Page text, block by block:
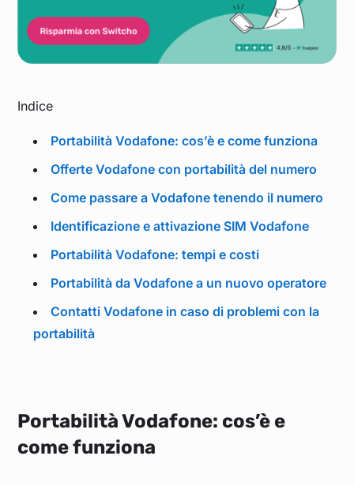
Indice
Portabilità Vodafone: cos’è e come funziona
Offerte Vodafone con portabilità del numero
Come passare a Vodafone tenendo il numero
Identificazione e attivazione SIM Vodafone
Portabilità Vodafone: tempi e costi
Portabilità da Vodafone a un nuovo operatore
Contatti Vodafone in caso di problemi con la
portabilità
Portabilità Vodafone: cos’è e
come funziona